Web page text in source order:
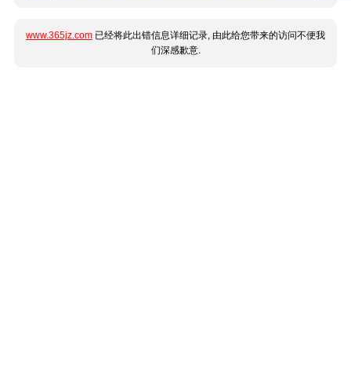
www.365jz.com 已经将此出错信息详细记录, 由此给您带来的访问不便我
们深感歉意.